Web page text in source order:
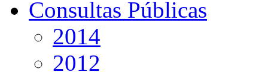
Consultas Públicas
2014
2012